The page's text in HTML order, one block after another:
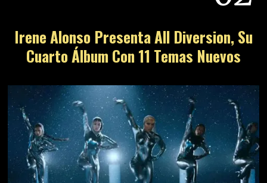
Irene Alonso Presenta All Diversion, Su
Cuarto Álbum Con 11 Temas Nuevos